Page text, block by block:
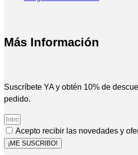
Más Información
Suscríbete YA y obtén 10% de
pedido.
Acepto recibir las novedades y
¡ME SUSCRIBO!